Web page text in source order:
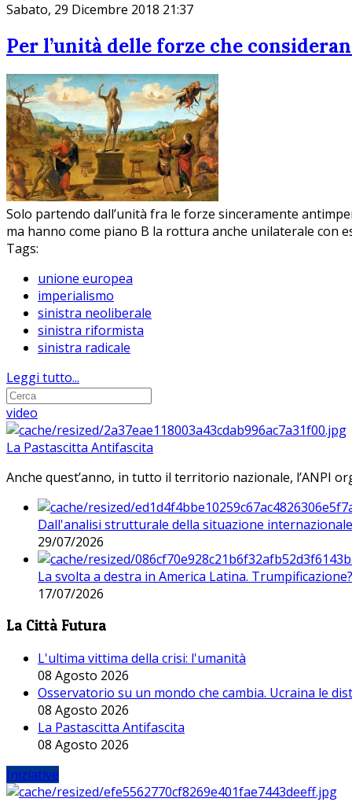
Sabato, 29 Dicembre 2018 21:37
Per l’unità delle forze che
Solo partendo dall’unità fra le forze sinceramente
ma hanno come piano B la rottura anche unilaterale con
Tags:
unione europea
imperialismo
sinistra neoliberale
sinistra riformista
sinistra radicale
Leggi tutto...
video
La Pastascitta Antifascita
Anche quest’anno, in tutto il territorio nazionale, l’ANPI
Dall'analisi strutturale della situazione
29/07/2026
La svolta a destra in America Latina. Trumpificazione?
17/07/2026
La Città Futura
L'ultima vittima della crisi: l'umanità
08 Agosto 2026
Osservatorio su un mondo che cambia. Ucraina le
08 Agosto 2026
La Pastascitta Antifascita
08 Agosto 2026
Iniziative